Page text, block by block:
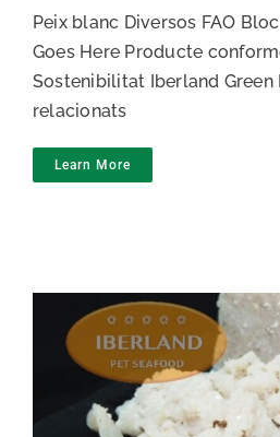
Peix blanc Diversos FAO
Goes Here Producte
Sostenibilitat Iberland Green
relacionats
Learn More
Carn de peix